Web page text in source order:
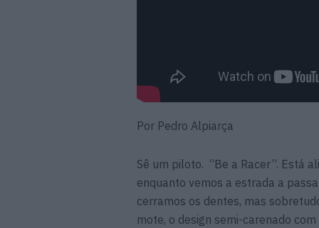
Por Pedro Alpiarça
Sê um piloto. “Be a Racer”. Está
enquanto vemos a estrada a
cerramos os dentes, mas
mote, o design semi-carenado